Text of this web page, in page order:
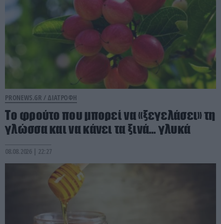
PRONEWS.GR / ΔΙΑΤΡΟΦΗ
Το φρούτο που μπορεί να «ξεγελάσει» τη
γλώσσα και να κάνει τα ξινά… γλυκά
08.08.2026 | 22:27